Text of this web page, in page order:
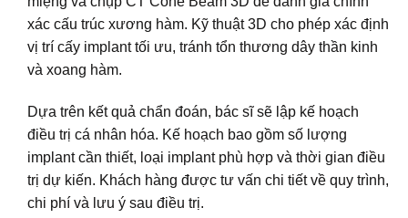
xác cấu trúc xương hàm. Kỹ thuật 3D cho phép xác định
vị trí cấy implant tối ưu, tránh tổn thương dây thần kinh
và xoang hàm.
Dựa trên kết quả chẩn đoán, bác sĩ sẽ lập kế hoạch
điều trị cá nhân hóa. Kế hoạch bao gồm số lượng
implant cần thiết, loại implant phù hợp và thời gian điều
trị dự kiến. Khách hàng được tư vấn chi tiết về quy trình,
chi phí và lưu ý sau điều trị.